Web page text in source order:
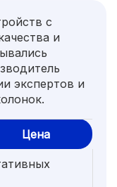
с
и
экспертов и
Цена